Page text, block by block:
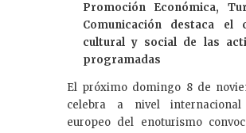
Promoción Económica,
Comunicación destaca el
cultural y social de las
programadas
El próximo domingo 8 de
celebra a nivel
europeo del enoturismo